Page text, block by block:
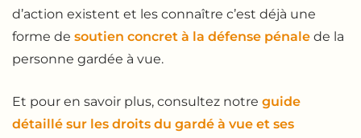
d’action existent et les connaître c’est déjà une
forme de soutien concret à la défense pénale de la
personne gardée à vue.
Et pour en savoir plus, consultez notre guide
détaillé sur les droits du gardé à vue et ses